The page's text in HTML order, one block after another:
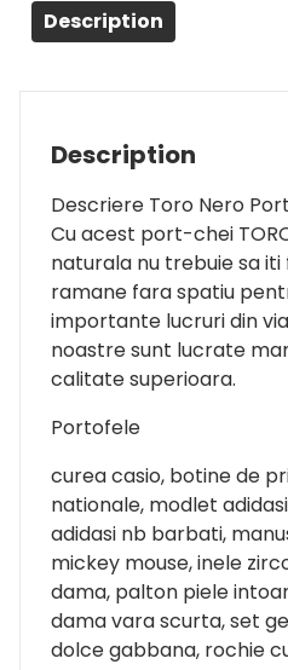
Description
Description
Descriere Toro Nero
Cu acest port-chei
naturala nu trebuie sa iti
ramane fara spatiu
importante lucruri din
noastre sunt lucrate
calitate superioara.
Portofele
curea casio, botine de
nationale, modlet
adidasi nb barbati,
mickey mouse, inele
dama, palton piele
dama vara scurta, set
dolce gabbana, rochie